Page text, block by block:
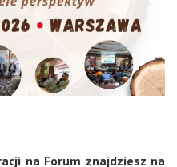
na Forum znajdziesz na